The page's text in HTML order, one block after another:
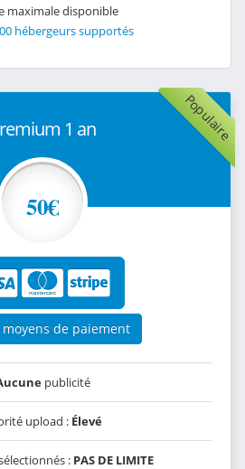
maximale disponible
hébergeurs supportés
Populaire
1 an
50€
moyens de paiement
publicité
upload : Élevé
: PAS DE LIMITE